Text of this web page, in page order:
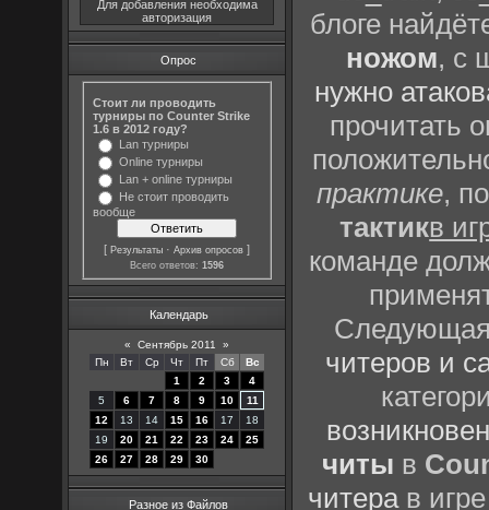
Для добавления необходима
авторизация
Опрос
Стоит ли проводить
турниры по Counter Strike
1.6 в 2012 году?
Lan турниры
Online турниры
Lan + online турниры
Не стоит проводить
вообще
[Результаты ·Архив опросов ]
Всего ответов:1596
Календарь
« Сентябрь 2011
»
Пн
Вт Ср Чт Пт Сб
Вс
1
2 3
4
5
6 7 8 9 10
11
12
13 14 15 16 17
18
19
20 21 22 23 24
25
26
27 28 29 30
Разное из Файлов
блоге
ножом, с
нужно
прочитать
практике,
тактикв
команде
Следующая
читеров и
читы в
читерав